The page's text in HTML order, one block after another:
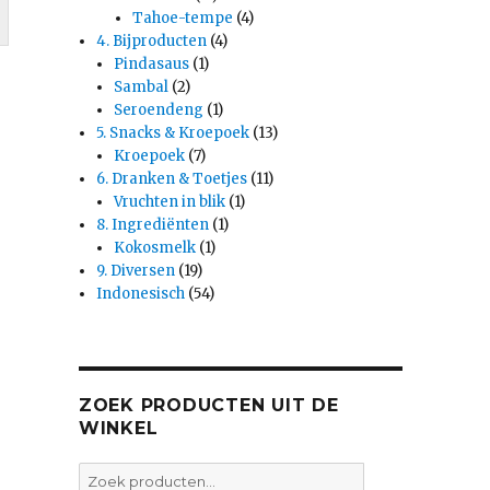
Tahoe-tempe (4)
4. Bijproducten (4)
Pindasaus (1)
Sambal (2)
Seroendeng (1)
5. Snacks & Kroepoek (13)
Kroepoek (7)
6. Dranken & Toetjes (11)
Vruchten in blik (1)
8. Ingrediënten (1)
Kokosmelk (1)
9. Diversen (19)
Indonesisch (54)
ZOEK PRODUCTEN UIT DE
WINKEL
Zoeken